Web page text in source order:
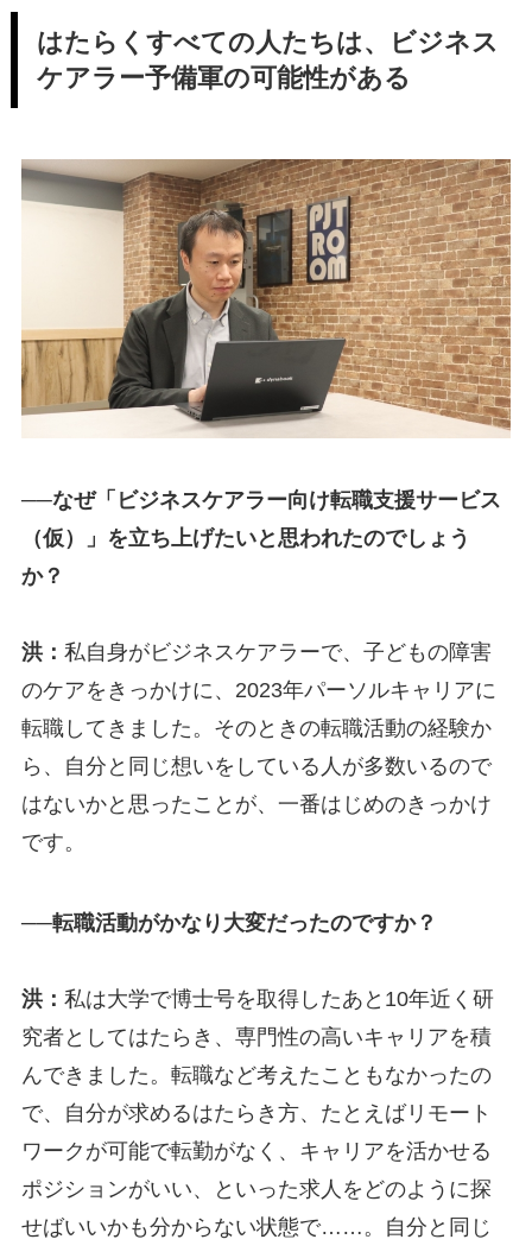
はたらくすべての人たちは、ビジネス
ケアラー予備軍の可能性がある
──なぜ「ビジネスケアラー向け転職支援サービス
（仮）」を立ち上げたいと思われたのでしょう
か？
洪： 私自身がビジネスケアラーで、子どもの障害
のケアをきっかけに、2023年パーソルキャリアに
転職してきました。そのときの転職活動の経験か
ら、自分と同じ想いをしている人が多数いるので
はないかと思ったことが、一番はじめのきっかけ
です。
──転職活動がかなり大変だったのですか？
洪： 私は大学で博士号を取得したあと10年近く研
究者としてはたらき、専門性の高いキャリアを積
んできました。転職など考えたこともなかったの
で、自分が求めるはたらき方、たとえばリモート
ワークが可能で転勤がなく、キャリアを活かせる
ポジションがいい、といった求人をどのように探
せばいいかも分からない状態で……。自分と同じ